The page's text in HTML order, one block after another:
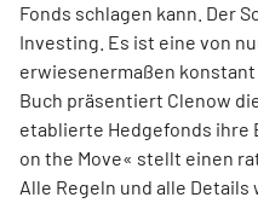
Fonds schlagen kann. Der
Investing. Es ist eine von
erwiesenermaßen
Buch präsentiert Clenow
etablierte Hedgefonds ihre
on the Move« stellt einen
Alle Regeln und alle